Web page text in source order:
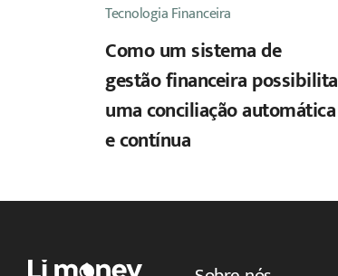
Tecnologia Financeira
Como um sistema de
gestão financeira possibilita
uma conciliação automática
e contínua